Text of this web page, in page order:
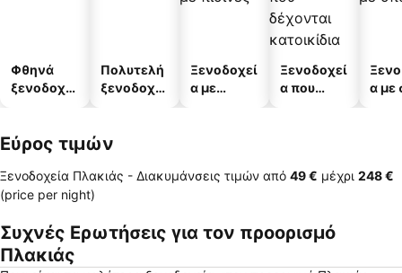
Φθηνά
ξενοδοχεί
Πολυτελή
ξενοδοχεί
Ξενοδοχεί
α με
Ξενοδοχεί
α που
α με
Εύρος τιμών
Ξενοδοχεία Πλακιάς - Διακυμάνσεις τιμών από ‎49 € μέχρι ‎248 €
(price per night)
Συχνές Ερωτήσεις για τον προορισμό
Πλακιάς